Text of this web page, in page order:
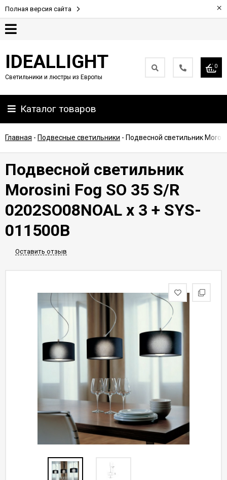
Полная версия сайта ×
Партнерам
Доставка
IDEALLIGHT
Светильники и люстры из Европы
0
Каталог товаров
Главная - Подвесные светильники - Подвесной светильник
Подвесной светильник
Morosini Fog SO 35 S/R
0202SO08NOAL x 3 + SYS-
011500B
Оставить отзыв